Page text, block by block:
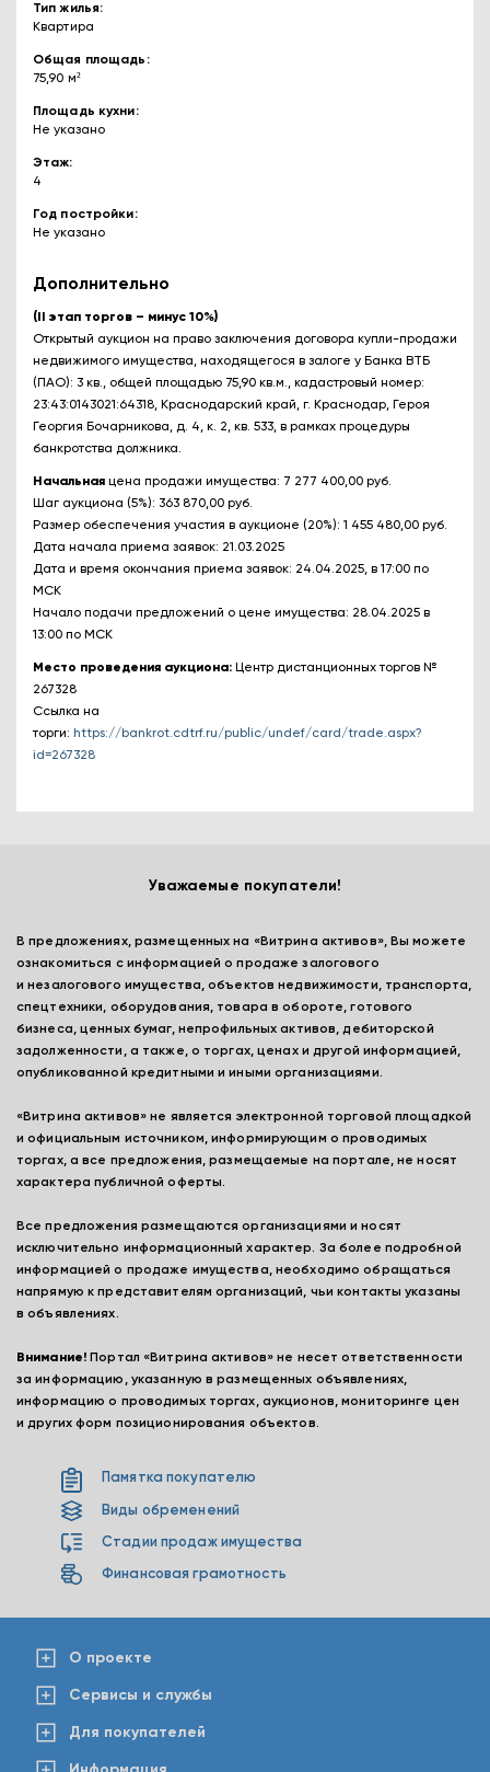
Тип жилья
Квартира
Общая площадь
75,90 м²
Площадь кухни
Не указано
Этаж
4
Год постройки
Не указано
Дополнительно
(II этап торгов – минус 10%)
Открытый аукцион на право заключения договора купли-продажи
недвижимого имущества, находящегося в залоге у Банка ВТБ
(ПАО): 3 кв., общей площадью 75,90 кв.м., кадастровый номер:
23:43:0143021:64318, Краснодарский край, г. Краснодар, Героя
Георгия Бочарникова, д. 4, к. 2, кв. 533, в рамках процедуры
банкротства должника.
Начальная цена продажи имущества: 7 277 400,00 руб.
Шаг аукциона (5%): 363 870,00 руб.
Размер обеспечения участия в аукционе (20%): 1 455 480,00 руб.
Дата начала приема заявок: 21.03.2025
Дата и время окончания приема заявок: 24.04.2025, в 17:00 по
МСК
Начало подачи предложений о цене имущества: 28.04.2025 в
13:00 по МСК
Место проведения аукциона: Центр дистанционных торгов №
267328
Ссылка на
торги: https://bankrot.cdtrf.ru/public/undef/card/trade.aspx?
id=267328
Уважаемые покупатели!
В предложениях, размещенных на «Витрина активов», Вы можете
ознакомиться с информацией о продаже залогового
и незалогового имущества, объектов недвижимости, транспорта,
спецтехники, оборудования, товара в обороте, готового
бизнеса, ценных бумаг, непрофильных активов, дебиторской
задолженности, а также, о торгах, ценах и другой информацией,
опубликованной кредитными и иными организациями.
«Витрина активов» не является электронной торговой площадкой
и официальным источником, информирующим о проводимых
торгах, а все предложения, размещаемые на портале, не носят
характера публичной оферты.
Все предложения размещаются организациями и носят
исключительно информационный характер. За более подробной
информацией о продаже имущества, необходимо обращаться
напрямую к представителям организаций, чьи контакты указаны
в объявлениях.
Внимание! Портал «Витрина активов» не несет ответственности
за информацию, указанную в размещенных объявлениях,
информацию о проводимых торгах, аукционов, мониторинге цен
и других форм позиционирования объектов.
Памятка покупателю
Виды обременений
Стадии продаж имущества
Финансовая грамотность
О проекте
Сервисы и службы
Для покупателей